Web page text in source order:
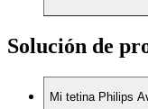
Solución de
Mi tetina Philips